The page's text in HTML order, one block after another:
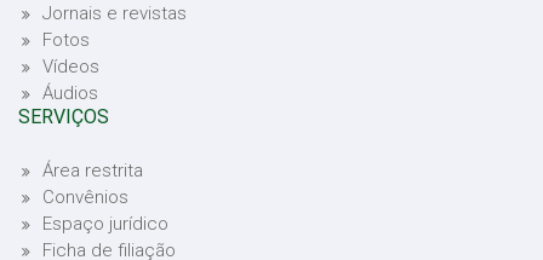
Jornais e revistas
Fotos
Vídeos
Áudios
SERVIÇOS
Área restrita
Convênios
Espaço jurídico
Ficha de filiação